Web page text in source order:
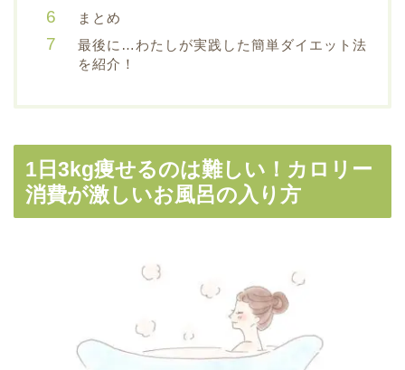
まとめ
最後に…わたしが実践した簡単ダイエット法
を紹介！
1日3kg痩せるのは難しい！カロリー
消費が激しいお風呂の入り方